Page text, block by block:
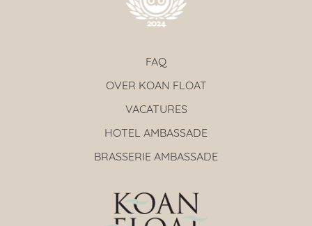
FAQ
OVER KOAN FLOAT
VACATURES
HOTEL AMBASSADE
BRASSERIE AMBASSADE